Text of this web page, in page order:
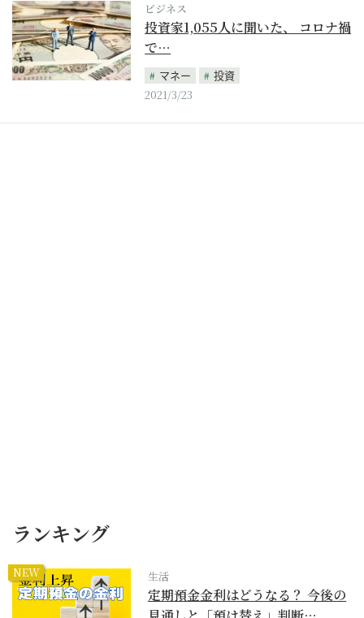
ビジネス
投資家1,055人に聞いた、 コロナ禍
で…
マネー
投資
2021/3/23
ランキング
NEW 生活
定期預金金利はどうなる？ 今後の